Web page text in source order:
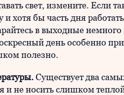
свет, измените. Если
и хотя бы часть дня
в выходные
день особенно
полезно.
Существует два
и не носить слишком